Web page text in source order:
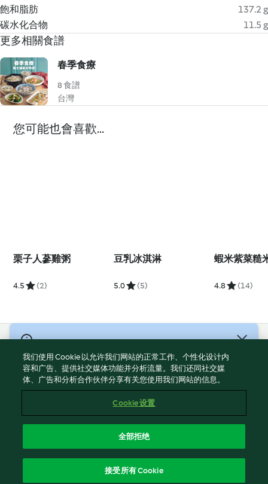
飽和脂肪
137.2 g
碳水化合物
11.5 g
更多相關食譜
春季食療
8 食譜
台灣
您可能也會喜歡...
栗子人蔘雞粥
4.5 (2)
豆乳冰淇淋
5.0 (5)
蝦米紫菜糙
4.8 (14)
服務條款
隱私權政策
網頁所有權
回報内容
我们使用 Cookie 以允许我们网站的正常工作、个性化设计内
容和广告、提供社交媒体功能并分析流量。我们还同社交媒
体、广告和分析合作伙伴分享有关您使用我们网站的信息。
Cookie 设置
全部拒绝
接受所有 Cookie